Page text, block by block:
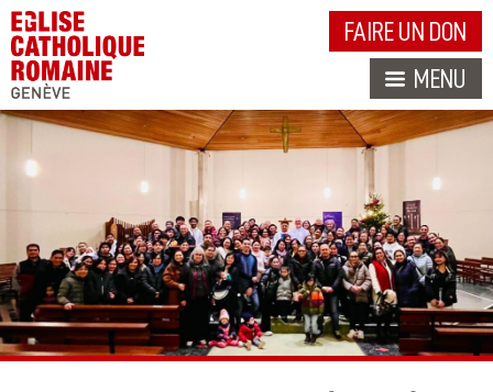
FAIRE UN DON
MENU